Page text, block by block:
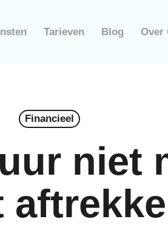
Tarieven Blog Over
Financieel
niet